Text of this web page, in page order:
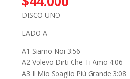
DISCO UNO
LADO A
A1 Siamo Noi 3:56
A2 Volevo Dirti Che Ti Amo 4:06
A3 Il Mio Sbaglio Più Grande 3:08